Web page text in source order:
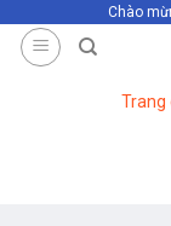
Chào
Trang